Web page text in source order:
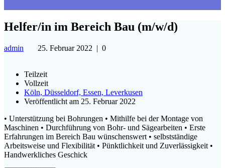
Helfer/in im Bereich Bau (m/w/d)
admin 25. Februar 2022 | 0
Teilzeit
Vollzeit
Köln, Düsseldorf, Essen, Leverkusen
Veröffentlicht am 25. Februar 2022
• Unterstützung bei Bohrungen • Mithilfe bei der Montage von
Maschinen • Durchführung von Bohr- und Sägearbeiten • Erste
Erfahrungen im Bereich Bau wünschenswert • selbstständige
Arbeitsweise und Flexibilität • Pünktlichkeit und Zuverlässigkeit •
Handwerkliches Geschick